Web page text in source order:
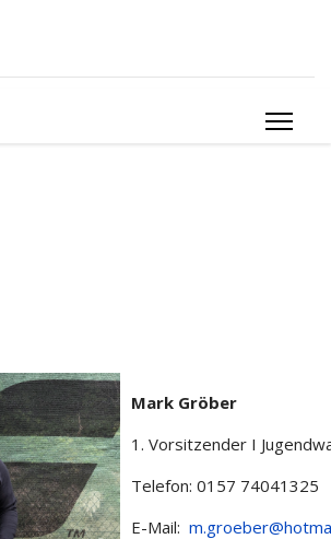
Mark Gröber
1. Vorsitzender I
Telefon: 0157 74041325
E-Mail: